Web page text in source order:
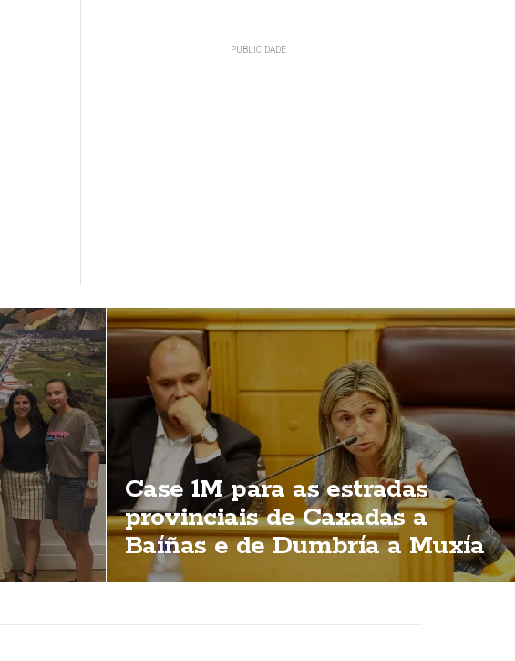
Case 1M para as estradas
provinciais de Caxadas a
Baíñas e de Dumbría a Muxía